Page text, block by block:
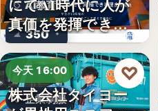
AI教育
350
にてAI時代に人が
真価を発揮できる
理由…
今天 16:00
企業制服
株式会社タイヨー
♡